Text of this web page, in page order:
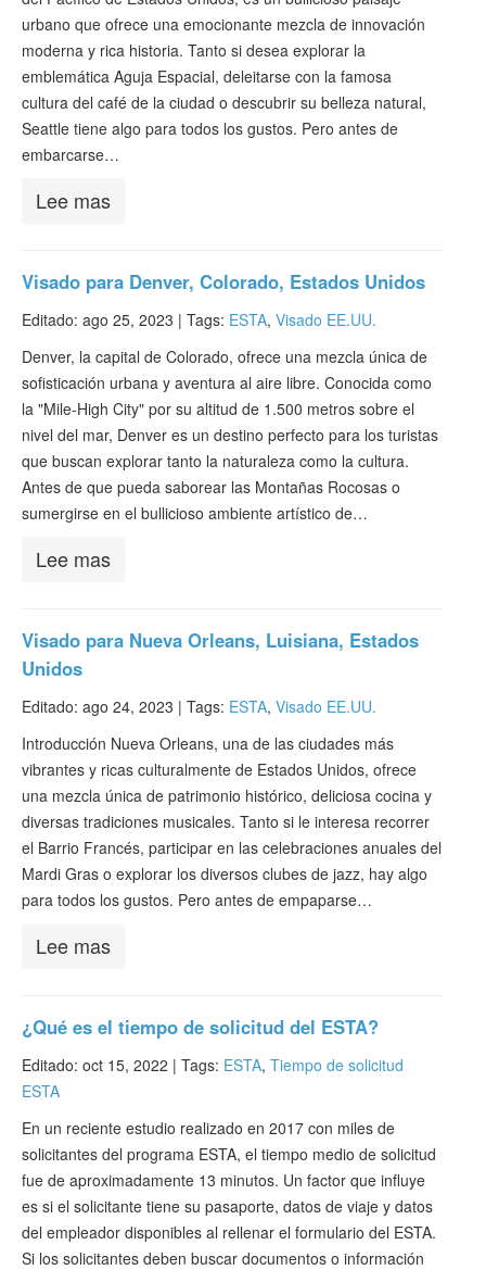
urbano que ofrece una emocionante mezcla de innovación
moderna y rica historia. Tanto si desea explorar la
emblemática Aguja Espacial, deleitarse con la famosa
cultura del café de la ciudad o descubrir su belleza natural,
Seattle tiene algo para todos los gustos. Pero antes de
embarcarse…
Lee mas
Visado para Denver, Colorado, Estados Unidos
Editado: ago 25, 2023 | Tags: ESTA, Visado EE.UU.
Denver, la capital de Colorado, ofrece una mezcla única de
sofisticación urbana y aventura al aire libre. Conocida como
la "Mile-High City" por su altitud de 1.500 metros sobre el
nivel del mar, Denver es un destino perfecto para los turistas
que buscan explorar tanto la naturaleza como la cultura.
Antes de que pueda saborear las Montañas Rocosas o
sumergirse en el bullicioso ambiente artístico de…
Lee mas
Visado para Nueva Orleans, Luisiana, Estados
Unidos
Editado: ago 24, 2023 | Tags: ESTA, Visado EE.UU.
Introducción Nueva Orleans, una de las ciudades más
vibrantes y ricas culturalmente de Estados Unidos, ofrece
una mezcla única de patrimonio histórico, deliciosa cocina y
diversas tradiciones musicales. Tanto si le interesa recorrer
el Barrio Francés, participar en las celebraciones anuales del
Mardi Gras o explorar los diversos clubes de jazz, hay algo
para todos los gustos. Pero antes de empaparse…
Lee mas
¿Qué es el tiempo de solicitud del ESTA?
Editado: oct 15, 2022 | Tags: ESTA, Tiempo de solicitud
ESTA
En un reciente estudio realizado en 2017 con miles de
solicitantes del programa ESTA, el tiempo medio de solicitud
fue de aproximadamente 13 minutos. Un factor que influye
es si el solicitante tiene su pasaporte, datos de viaje y datos
del empleador disponibles al rellenar el formulario del ESTA.
Si los solicitantes deben buscar documentos o información